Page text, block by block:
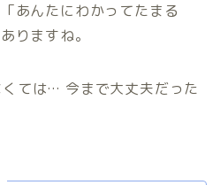
あんたにわかってたまる
りますね。
くては… 今まで大丈夫だった